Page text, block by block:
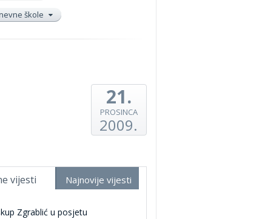
škole
21.
PROSINCA
2009.
vijesti Najnovije vijesti
Zgrablić u posjetu